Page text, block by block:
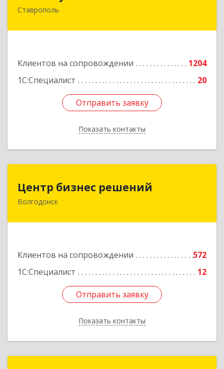
Ставрополь
Клиентов на сопровождении
1204
1С:Специалист
20
Отправить заявку
Показать контакты
355002, Ставропольский край, Ставрополь г,
Отправить заявку
Назад
Центр бизнес решений
Волгодонск
Клиентов на сопровождении
572
1С:Специалист
12
Отправить заявку
Показать контакты
Центр бизнес решений
347375, Ростовская обл, Волгодонск г,
Отправить заявку
Назад